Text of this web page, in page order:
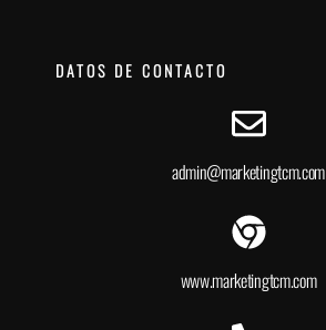
DATOS DE CONTACTO
admin@marketingtcm.com
www.marketingtcm.com